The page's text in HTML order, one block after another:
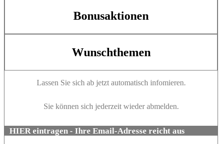
Bonusaktionen
Wunschthemen
Lassen Sie sich ab jetzt automatisch infomieren.
Sie können sich jederzeit wieder abmelden.
HIER eintragen - Ihre Email-Adresse reicht aus